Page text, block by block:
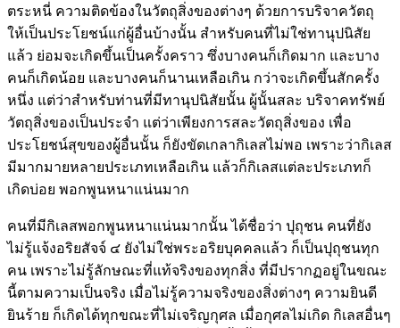
ตระหนี่ ความติดข้องในวัตถุสิ่งของต่างๆ ด้วยการบริจาควัตถุ
ให้เป็นประโยชน์แก่ผู้อื่นบ้างนั้น สำหรับคนที่ไม่ใช่ทานุปนิสัย
แล้ว ย่อมจะเกิดขึ้นเป็นครั้งคราว ซึ่งบางคนก็เกิดมาก และบาง
คนก็เกิดน้อย และบางคนก็นานเหลือเกิน กว่าจะเกิดขึ้นสักครั้ง
หนึ่ง แต่ว่าสำหรับท่านที่มีทานุปนิสัยนั้น ผู้นั้นสละ บริจาคทรัพย์
วัตถุสิ่งของเป็นประจำ แต่ว่าเพียงการสละวัตถุสิ่งของ เพื่อ
ประโยชน์สุขของผู้อื่นนั้น ก็ยังขัดเกลากิเลสไม่พอ เพราะว่ากิเลส
มีมากมายหลายประเภทเหลือเกิน แล้วก็กิเลสแต่ละประเภทก็
เกิดบ่อย พอกพูนหนาแน่นมาก
คนที่มีกิเลสพอกพูนหนาแน่นมากนั้น ได้ชื่อว่า ปุถุชน คนที่ยัง
ไม่รู้แจ้งอริยสัจจ์ ๔ ยังไม่ใช่พระอริยบุคคลแล้ว ก็เป็นปุถุชนทุก
คน เพราะไม่รู้ลักษณะที่แท้จริงของทุกสิ่ง ที่มีปรากฏอยู่ในขณะ
นี้ตามความเป็นจริง เมื่อไม่รู้ความจริงของสิ่งต่างๆ ความยินดี
ยินร้าย ก็เกิดได้ทุกขณะที่ไม่เจริญกุศล เมื่อกุศลไม่เกิด กิเลสอื่นๆ